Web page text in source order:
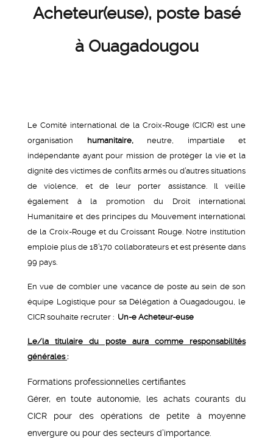
Acheteur(euse), poste basé
à Ouagadougou
Le Comité international de la Croix-Rouge (CICR) est une
organisation humanitaire,neutre, impartiale et
indépendante ayant pour mission de protéger la vie et la
dignité des victimes de conflits armés ou d’autres situations
de violence, et de leur porter assistance. Il veille
également à la promotion du Droit international
Humanitaire et des principes du Mouvement international
de la Croix-Rouge et du Croissant Rouge. Notre institution
emploie plus de 18’170 collaborateurs et est présente dans
99 pays.
En vue de combler une vacance de poste au sein de son
équipe Logistique pour sa Délégation à Ouagadougou, le
CICR souhaite recruter : Un-e Acheteur-euse
Le/la titulaire du poste aura comme responsabilités
générales:
Formations professionnelles certifiantes
Gérer, en toute autonomie, les achats courants du
CICR pour des opérations de petite à moyenne
envergure ou pour des secteurs d’importance.